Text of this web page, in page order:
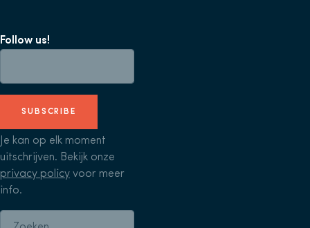
Follow us!
SUBSCRIBE
Je kan op elk moment
uitschrijven. Bekijk onze
privacy policy voor meer
info.